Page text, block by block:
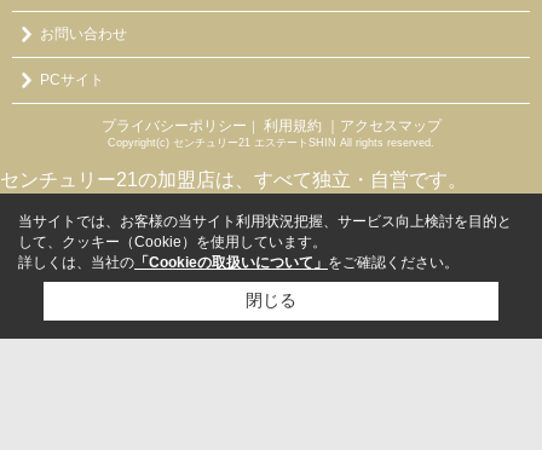
お問い合わせ
PCサイト
プライバシーポリシー ｜ 利用規約 ｜アクセスマップ
Copyright(c) センチュリー21 エステートSHIN All rights reserved.
センチュリー21の加盟店は、すべて独立・自営です。
当サイトでは、お客様の当サイト利用状況把握、サービス向上検討を目的と
して、クッキー（Cookie）を使用しています。
詳しくは、当社の 「Cookieの取扱いについて」 をご確認ください。
閉じる